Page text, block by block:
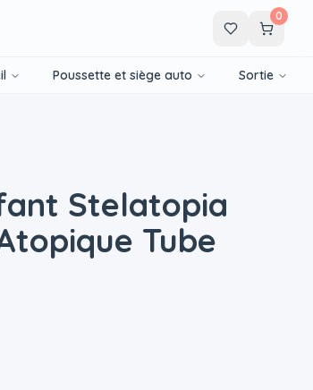
0
Poussette et siège auto Sortie
Stelatopia
Tube